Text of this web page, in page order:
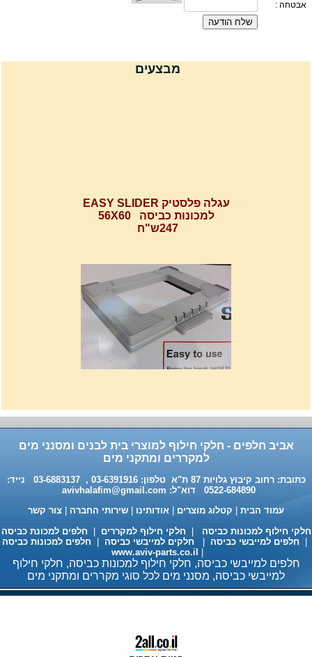
אבטחה :
שלח הודעה
מבצעים
עגלה פלסטיק EASY SLIDER
למכונות כביסה 56X60
247ש"ח
32נפתח עד 56ס"מ.
120שח
חומר ניקוי גרמני למכונות כביסה
ומדיחי כלים 35שח, מקט H333
אביב חלפים - חלקי חילוף למוצרי בית לבנים ומסנני מים
למקררים ומתקני מים
כתובת: רחוב קיבוץ גלויות 87 ת"א טלפון: 03-6391916 , 03-6883137 נייד:
0522-684890 דוא"ל:
avivhalafim@gmail.com
עמוד הבית
קטלוג מוצרים אודותינו שירותי החברה
צור קשר
חילוף למכונות כביסה
חלקי חילוף למקררים
חלפים למכונת כביסה
חלפים למייבשי כביסה חלקים למייבשי כביסה
חלפים למכונות כביסה
www.aviv-parts.co.il
חלפים למייבשי כביסה, חלקי חילוף למכונות כביסה, חלקי חילוף
למייבשי כביסה, מסנני מים לכל סוגי מקררים ומתקני מים